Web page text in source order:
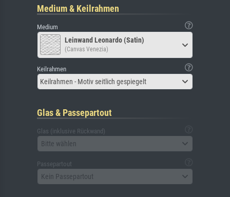
Medium & Keilrahmen
Medium
Leinwand Leonardo (Satin)
(Canvas Venezia)
Keilrahmen
Keilrahmen - Motiv seitlich gespiegelt
Glas & Passepartout
Glas (inklusive Rückwand)
Bitte wählen
Passepartout
Kein Passepartout